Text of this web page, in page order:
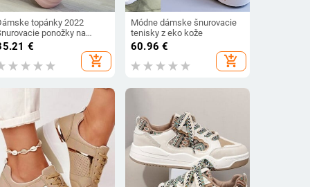
topánky 2022
ponožky na
Tenisky Dámske
priedušné tenisky Dámske
kamienkové
€
add_shopping_cart
Módne dámske šnurovacie
tenisky z eko kože
60.96 €
add_shopping_cart